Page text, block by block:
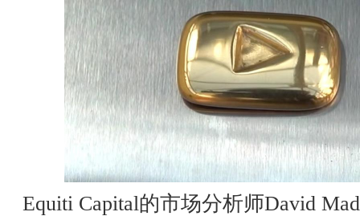
Equiti Capital的市场分析师David